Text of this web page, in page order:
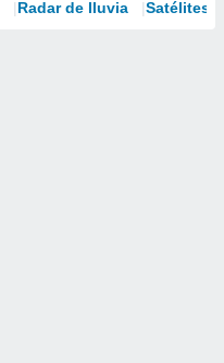
Radar de lluvia Satélites